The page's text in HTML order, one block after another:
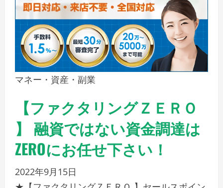
マネー・資産・副業
【ファクタリングＺＥＲＯ
】 融資ではない資金調達は
ZEROにお任せ下さい！
2022年9月15日